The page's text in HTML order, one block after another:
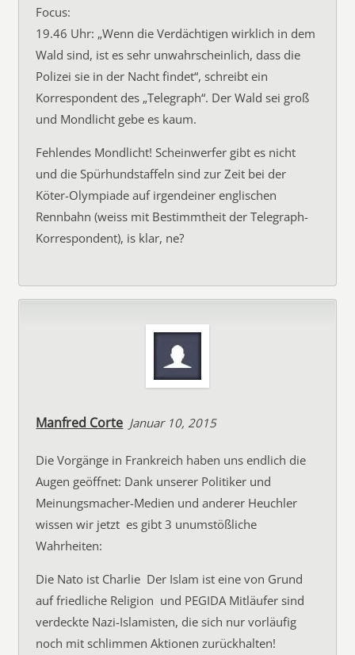
Focus:
19.46 Uhr: „Wenn die Verdächtigen wirklich in dem
Wald sind, ist es sehr unwahrscheinlich, dass die
Polizei sie in der Nacht findet“, schreibt ein
Korrespondent des „Telegraph“. Der Wald sei groß
und Mondlicht gebe es kaum.
Fehlendes Mondlicht! Scheinwerfer gibt es nicht
und die Spürhundstaffeln sind zur Zeit bei der
Köter-Olympiade auf irgendeiner englischen
Rennbahn (weiss mit Bestimmtheit der Telegraph-
Korrespondent), is klar, ne?
Manfred Corte Januar 10, 2015
Die Vorgänge in Frankreich haben uns endlich die
Augen geöffnet: Dank unserer Politiker und
Meinungsmacher-Medien und anderer Heuchler
wissen wir jetzt  es gibt 3 unumstößliche
Wahrheiten:
Die Nato ist Charlie  Der Islam ist eine von Grund
auf friedliche Religion  und PEGIDA Mitläufer sind
verdeckte Nazi-Islamisten, die sich nur vorläufig
noch mit schlimmen Aktionen zurückhalten!